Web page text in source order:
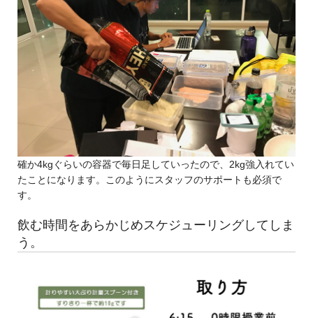
確か4kgぐらいの容器で毎日足していったので、2kg強入れてい
たことになります。このようにスタッフのサポートも必須で
す。
飲む時間をあらかじめスケジューリングしてしま
う。